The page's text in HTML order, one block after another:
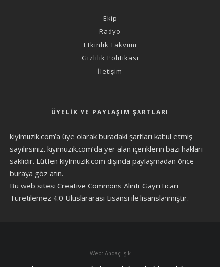
Ekip
Radyo
Etkinlik Takvimi
Gizlilik Politikası
İletişim
ÜYELIK VE PAYLAŞIM ŞARTLARI
kiyimuzik.com’a üye olarak buradaki şartları kabul etmiş
sayılırsınız. kiyimuzik.com’da yer alan içeriklerin bazı hakları
saklıdır. Lütfen kiyimuzik.com dışında paylaşmadan önce
buraya göz atın.
Bu web sitesi Creative Commons Alıntı-GayriTicari-
Türetilemez 4.0 Uluslararası Lisansı ile lisanslanmıştır.
Web: Andaç Işık